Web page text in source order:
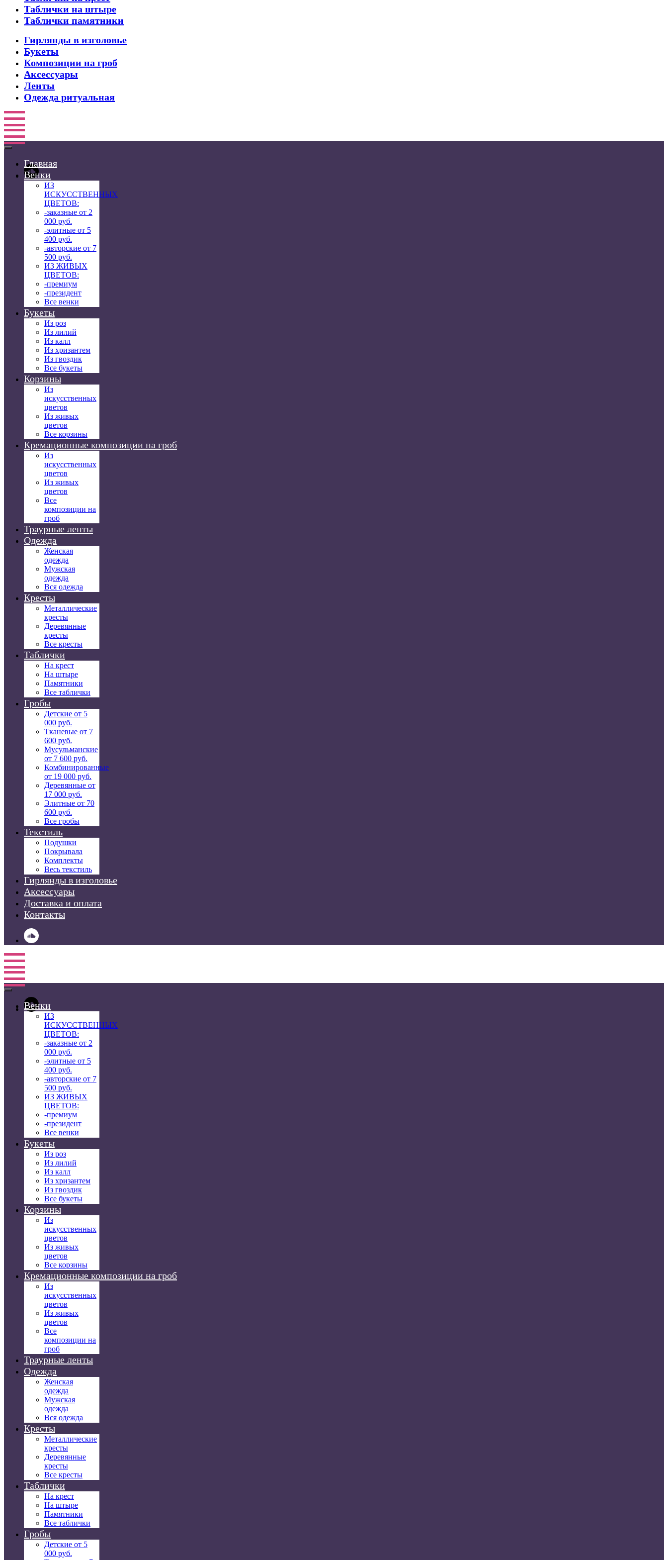
Таблички на штыре
Таблички памятники
Гирлянды в изголовье
Букеты
Композиции на гроб
Аксессуары
Ленты
Одежда ритуальная
Главная
Венки
ИЗ
ИСКУССТВЕННЫХ
ЦВЕТОВ:
-заказные от 2
000 руб.
-элитные от 5
400 руб.
-авторские от 7
500 руб.
ИЗ ЖИВЫХ
ЦВЕТОВ:
-премиум
-президент
Все венки
Букеты
Из роз
Из лилий
Из калл
Из хризантем
Из гвоздик
Все букеты
Корзины
Из
искусственных
цветов
Из живых
цветов
Все корзины
Кремационные композиции на гроб
Из
искусственных
цветов
Из живых
цветов
Все
композиции на
гроб
Траурные ленты
Одежда
Женская
одежда
Мужская
одежда
Вся одежда
Кресты
Металлические
кресты
Деревянные
кресты
Все кресты
Таблички
На крест
На штыре
Памятники
Все таблички
Гробы
Детские от 5
000 руб.
Тканевые от 7
600 руб.
Мусульманские
от 7 600 руб.
Комбинированные
от 19 000 руб.
Деревянные от
17 000 руб.
Элитные от 70
600 руб.
Все гробы
Текстиль
Подушки
Покрывала
Комплекты
Весь текстиль
Гирлянды в изголовье
Аксессуары
Доставка и оплата
Контакты
Венки
ИЗ
ИСКУССТВЕННЫХ
ЦВЕТОВ:
-заказные от 2
000 руб.
-элитные от 5
400 руб.
-авторские от 7
500 руб.
ИЗ ЖИВЫХ
ЦВЕТОВ:
-премиум
-президент
Все венки
Букеты
Из роз
Из лилий
Из калл
Из хризантем
Из гвоздик
Все букеты
Корзины
Из
искусственных
цветов
Из живых
цветов
Все корзины
Кремационные композиции на гроб
Из
искусственных
цветов
Из живых
цветов
Все
композиции на
гроб
Траурные ленты
Одежда
Женская
одежда
Мужская
одежда
Вся одежда
Кресты
Металлические
кресты
Деревянные
кресты
Все кресты
Таблички
На крест
На штыре
Памятники
Все таблички
Гробы
Детские от 5
000 руб.